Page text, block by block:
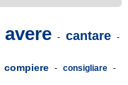
avere - cantare -
compiere - consigliare -